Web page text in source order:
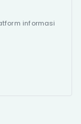
informasi